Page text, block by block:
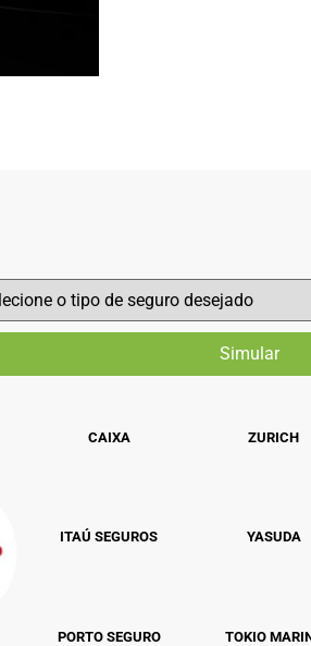
CAIXA
ITAÚ SEGUROS
PORTO SEGURO
ZURICH
YASUDA
TOKIO